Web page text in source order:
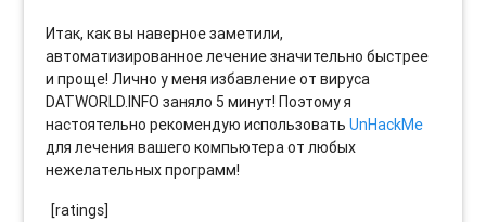
Итак, как вы наверное заметили,
автоматизированное лечение значительно быстрее
и проще! Лично у меня избавление от вируса
DATWORLD.INFO заняло 5 минут! Поэтому я
настоятельно рекомендую использоватьUnHackMe
для лечения вашего компьютера от любых
нежелательных программ!
[ratings]